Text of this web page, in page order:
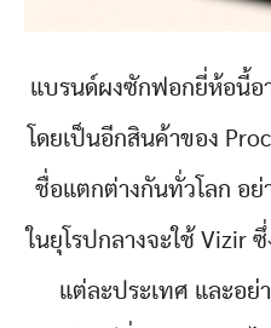
แบรนด์ผงซักฟอกยี่ห้อนี้อ
โดยเป็นอีกสินค้าของ
ชื่อแตกต่างกันทั่วโลก อย่
ในยุโรปกลางจะใช้ Vizir
แต่ละประเทศ และอย่